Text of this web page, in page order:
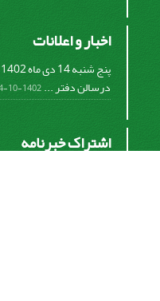
اخبار و اعلانات
درسالن دفتر ...1402-10-14
اشتراک خبرنامه